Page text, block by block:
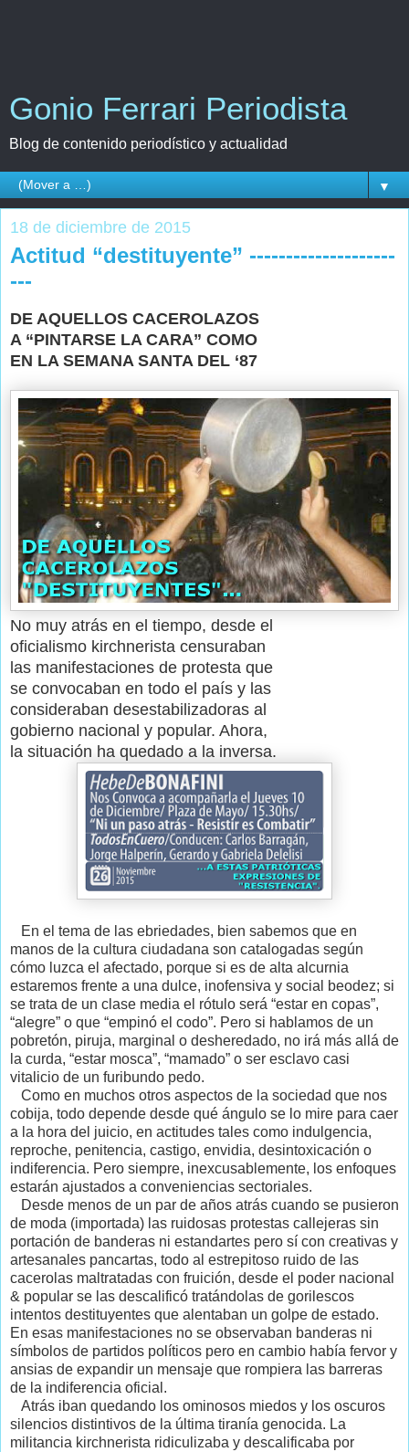
Gonio Ferrari Periodista
Blog de contenido periodístico y actualidad
▼
18 de diciembre de 2015
Actitud “destituyente” --------------------
---
DE AQUELLOS CACEROLAZOS
A “PINTARSE LA CARA” COMO
EN LA SEMANA SANTA DEL ‘87
No muy atrás en el tiempo, desde el
oficialismo kirchnerista censuraban
las manifestaciones de protesta que
se convocaban en todo el país y las
consideraban desestabilizadoras al
gobierno nacional y popular. Ahora,
la situación ha quedado a la inversa.
En el tema de las ebriedades, bien sabemos que en
manos de la cultura ciudadana son catalogadas según
cómo luzca el afectado, porque si es de alta alcurnia
estaremos frente a una dulce, inofensiva y social beodez; si
se trata de un clase media el rótulo será “estar en copas”,
“alegre” o que “empinó el codo”. Pero si hablamos de un
pobretón, piruja, marginal o desheredado, no irá más allá de
la curda, “estar mosca”, “mamado” o ser esclavo casi
vitalicio de un furibundo pedo.
Como en muchos otros aspectos de la sociedad que nos
cobija, todo depende desde qué ángulo se lo mire para caer
a la hora del juicio, en actitudes tales como indulgencia,
reproche, penitencia, castigo, envidia, desintoxicación o
indiferencia. Pero siempre, inexcusablemente, los enfoques
estarán ajustados a conveniencias sectoriales.
Desde menos de un par de años atrás cuando se pusieron
de moda (importada) las ruidosas protestas callejeras sin
portación de banderas ni estandartes pero sí con creativas y
artesanales pancartas, todo al estrepitoso ruido de las
cacerolas maltratadas con fruición, desde el poder nacional
& popular se las descalificó tratándolas de gorilescos
intentos destituyentes que alentaban un golpe de estado.
En esas manifestaciones no se observaban banderas ni
símbolos de partidos políticos pero en cambio había fervor y
ansias de expandir un mensaje que rompiera las barreras
de la indiferencia oficial.
Atrás iban quedando los ominosos miedos y los oscuros
silencios distintivos de la última tiranía genocida. La
militancia kirchnerista ridiculizaba y descalificaba por